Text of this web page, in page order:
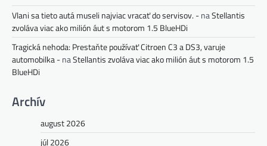
Vlani sa tieto autá museli najviac vracať do servisov. -naStellantis
zvoláva viac ako milión áut s motorom 1.5 BlueHDi
Tragická nehoda: Prestaňte používať Citroen C3 a DS3, varuje
automobilka -naStellantis zvoláva viac ako milión áut s motorom 1.5
BlueHDi
Archív
august 2026
júl 2026